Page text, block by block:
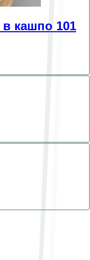
кашпо 101